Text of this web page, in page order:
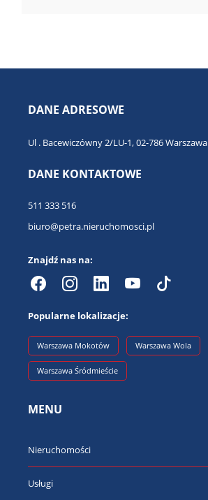
DANE ADRESOWE
Ul . Bacewiczówny 2/LU-1, 02-786 Warszawa
DANE KONTAKTOWE
511 333 516
biuro@petra.nieruchomosci.pl
Znajdź nas na:
Popularne lokalizacje:
Warszawa Mokotów Warszawa Wola
Warszawa Śródmieście
MENU
Nieruchomości
Usługi